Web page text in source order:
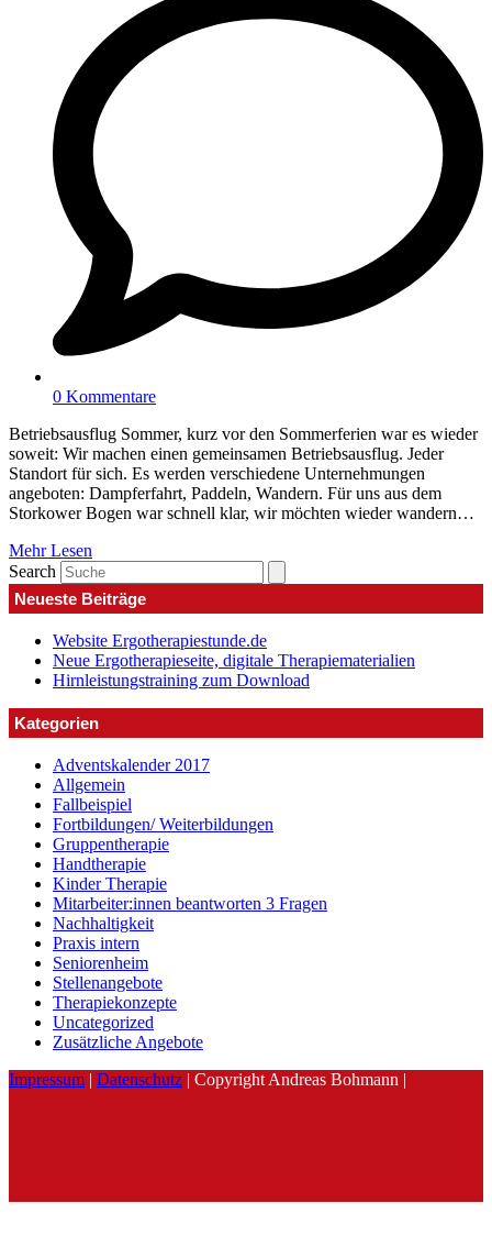
0 Kommentare
Betriebsausflug Sommer, kurz vor den Sommerferien war es wieder
soweit: Wir machen einen gemeinsamen Betriebsausflug. Jeder
Standort für sich. Es werden verschiedene Unternehmungen
angeboten: Dampferfahrt, Paddeln, Wandern. Für uns aus dem
Storkower Bogen war schnell klar, wir möchten wieder wandern…
Mehr Lesen
Search
Neueste Beiträge
Website Ergotherapiestunde.de
Neue Ergotherapieseite, digitale Therapiematerialien
Hirnleistungstraining zum Download
Kategorien
Adventskalender 2017
Allgemein
Fallbeispiel
Fortbildungen/ Weiterbildungen
Gruppentherapie
Handtherapie
Kinder Therapie
Mitarbeiter:innen beantworten 3 Fragen
Nachhaltigkeit
Praxis intern
Seniorenheim
Stellenangebote
Therapiekonzepte
Uncategorized
Zusätzliche Angebote
Impressum | Datenschutz | Copyright Andreas Bohmann |